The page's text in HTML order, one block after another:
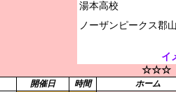
湯本高校
イ
☆☆☆
開催日 時間
ホーム